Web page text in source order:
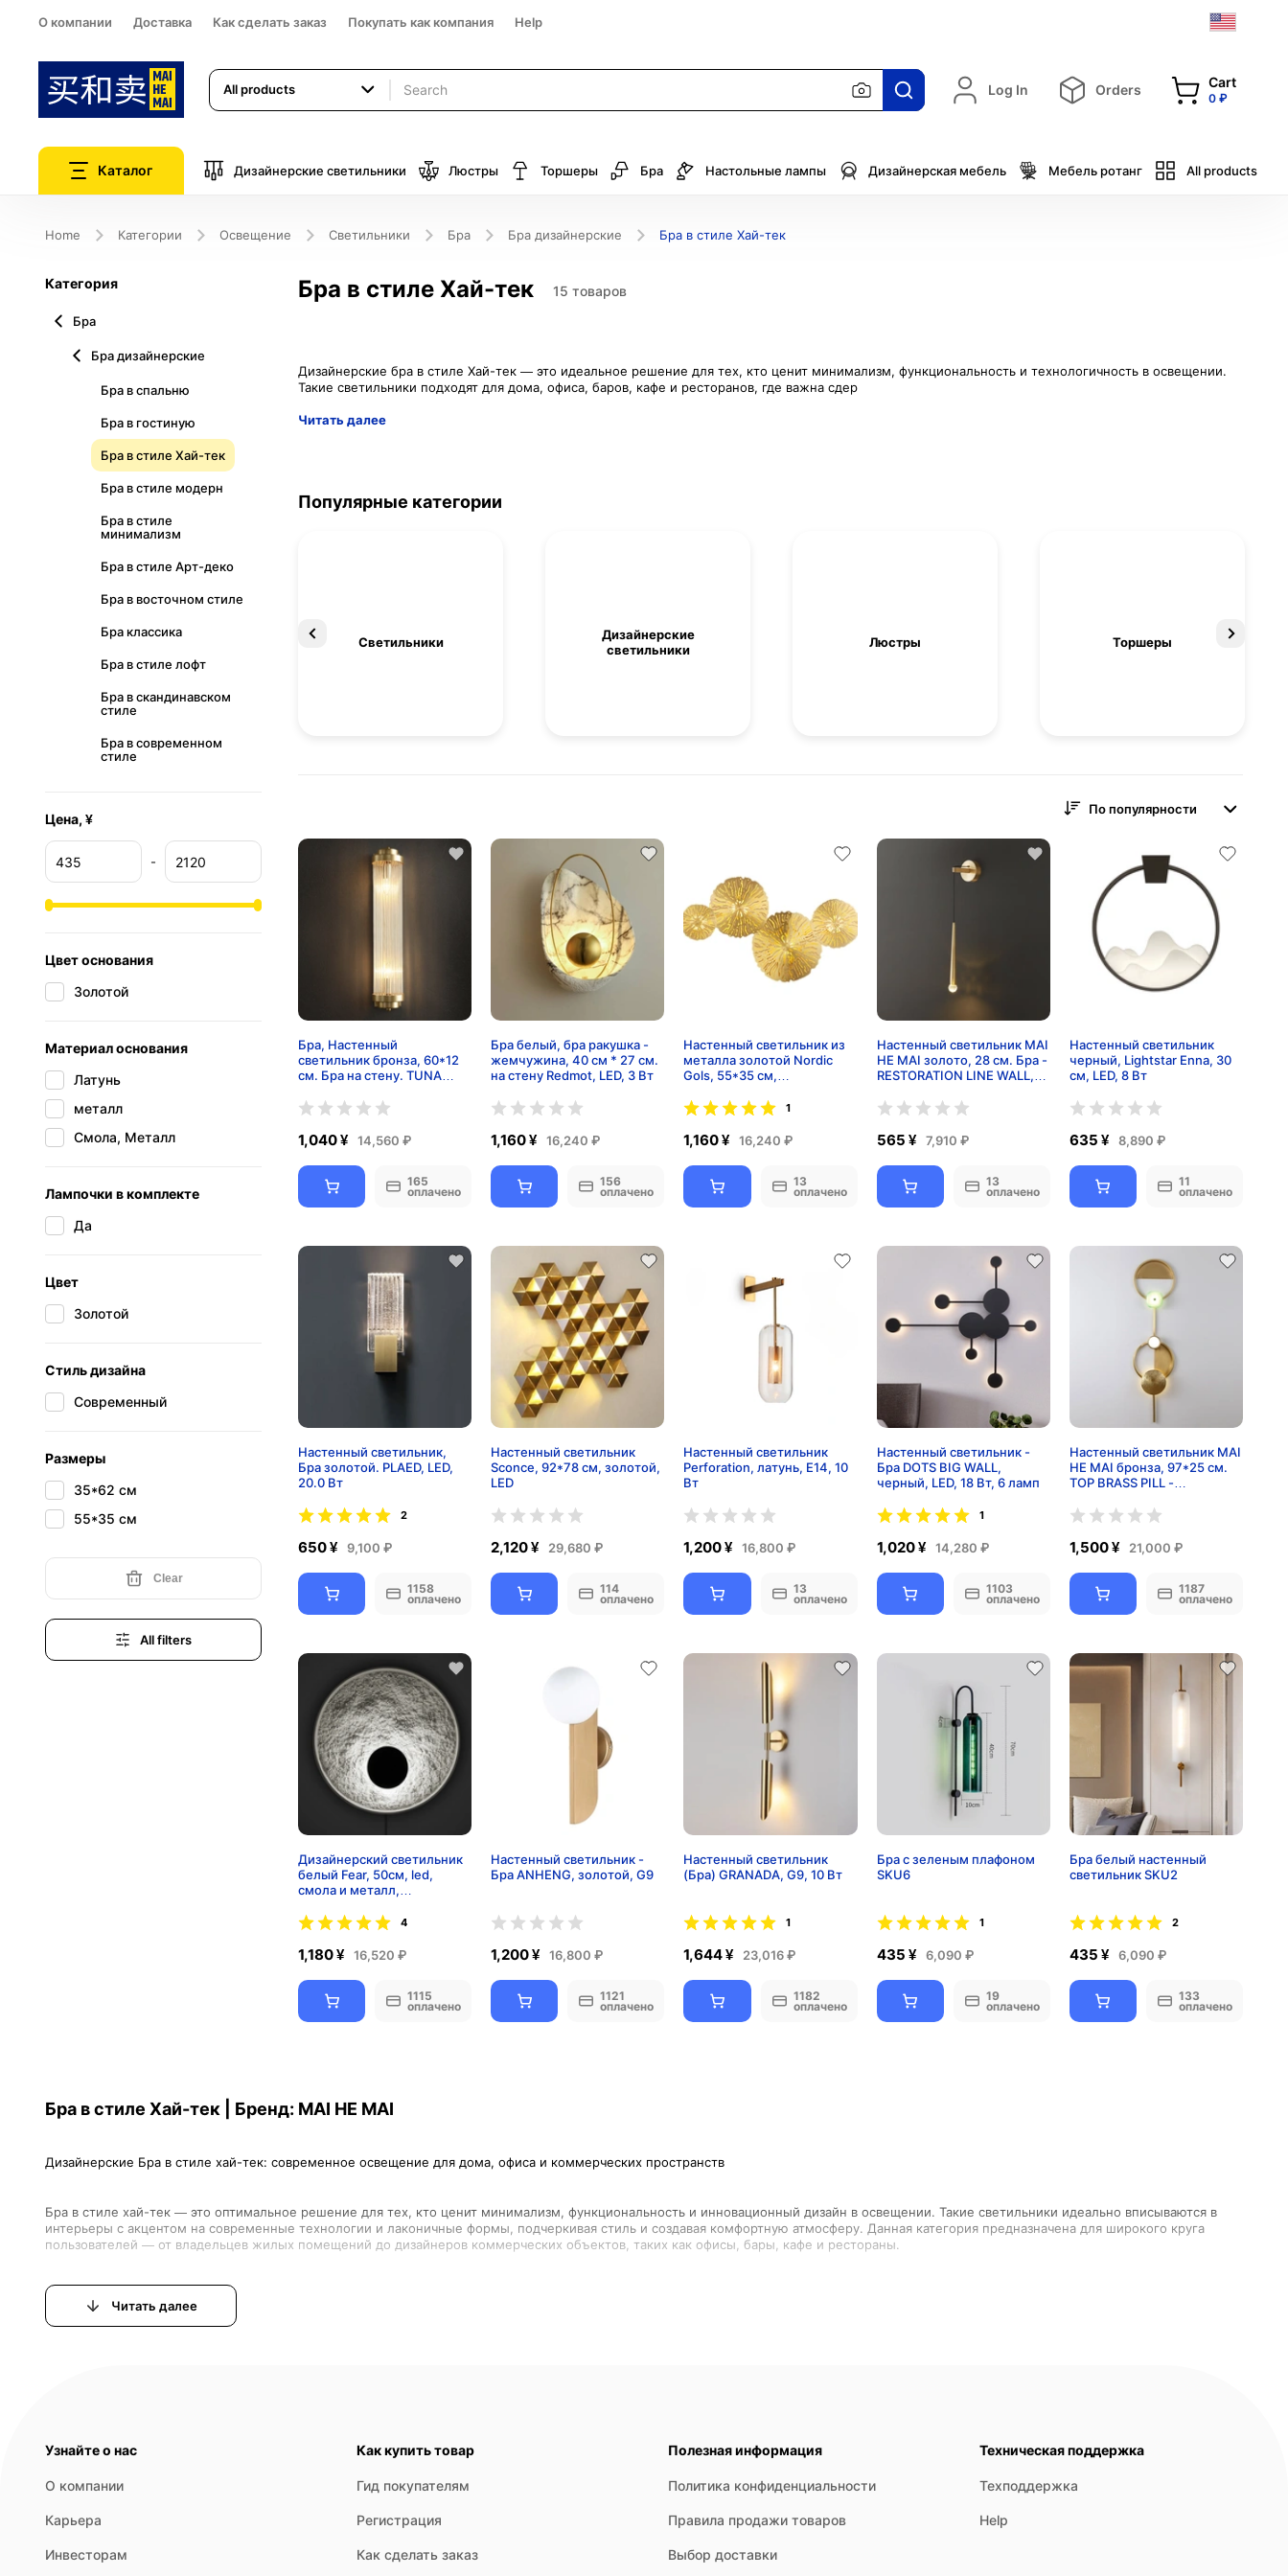
О компании Доставка Как сделать заказ Покупать как компания Help
All products Log In Orders Cart
0 ₽
Каталог Дизайнерские светильники Люстры Торшеры Бра Настольные лампы Дизайнерская мебель Мебель ротанг All products
Home Категории Освещение Светильники Бра Бра дизайнерские Бра в стиле Хай-тек
Категория
Бра
Бра дизайнерские
Бра в спальню
Бра в гостиную
Бра в стиле Хай-тек
Бра в стиле модерн
Бра в стиле
минимализм
Бра в стиле Арт-деко
Бра в восточном стиле
Бра классика
Бра в стиле лофт
Бра в скандинавском
стиле
Бра в современном
стиле
Цена, ¥
-
Цвет основания
Золотой
Материал основания
Латунь
металл
Смола, Металл
Лампочки в комплекте
Да
Цвет
Золотой
Стиль дизайна
Современный
Размеры
35*62 см
55*35 см
Clear
All filters
Бра в стиле Хай-тек 15 товаров
Дизайнерские бра в стиле Хай-тек — это идеальное решение для тех, кто ценит минимализм, функциональность и технологичность в освещении.
Читать далее
Популярные категории
Освещение Светильники
Дизайнерские
светильники
Люстры Торшеры
По популярности
Бра, Настенный
светильник бронза, 60*12
см. Бра на стену. TUNA
1,040 ¥ 14,560 ₽
165
оплачено
Бра белый, бра ракушка -
жемчужина, 40 см * 27 см.
на стену Redmot, LED, 3 Вт
1,160 ¥ 16,240 ₽
156
оплачено
Настенный светильник из
металла золотой Nordic
Gols, 55*35 см,
1
1,160 ¥ 16,240 ₽
13
оплачено
Настенный светильник MAI
HE MAI золото, 28 см. Бра -
RESTORATION LINE WALL,
565 ¥ 7,910 ₽
13
оплачено
Настенный светильник
черный, Lightstar Enna, 30
см, LED, 8 Вт
635 ¥ 8,890 ₽
11
оплачено
Настенный светильник,
Бра золотой. PLAED, LED,
20.0 Вт
2
650 ¥ 9,100 ₽
1158
оплачено
Настенный светильник
Sconce, 92*78 см, золотой,
LED
2,120 ¥ 29,680 ₽
114
оплачено
Настенный светильник
Perforation, латунь, E14, 10
Вт
1,200 ¥ 16,800 ₽
13
оплачено
Настенный светильник -
Бра DOTS BIG WALL,
черный, LED, 18 Вт, 6 ламп
1
1,020 ¥ 14,280 ₽
1103
оплачено
Настенный светильник MAI
HE MAI бронза, 97*25 см.
TOP BRASS PILL -
LED, 12 Вт
1,500 ¥ 21,000 ₽
1187
оплачено
Дизайнерский светильник
белый Fear, 50см, led,
смола и металл,
4
1,180 ¥ 16,520 ₽
1115
оплачено
Настенный светильник -
Бра ANHENG, золотой, G9
1,200 ¥ 16,800 ₽
1121
оплачено
Настенный светильник
(Бра) GRANADA, G9, 10 Вт
1
1,644 ¥ 23,016 ₽
1182
оплачено
Бра с зеленым плафоном
SKU6
1
435 ¥ 6,090 ₽
19
оплачено
Бра белый настенный
светильник SKU2
2
435 ¥ 6,090 ₽
133
оплачено
Бра в стиле Хай-тек | Бренд: MAI HE MAI
Бра в стиле хай-тек — это оптимальное решение для тех, кто ценит минимализм, функциональность и инновационный дизайн в освещении. Такие светильники идеально вписываются в
интерьеры с акцентом на современные технологии и лаконичные формы, подчеркивая стиль и создавая комфортную атмосферу. Данная категория предназначена для широкого круга
- Бра с LED-панелями или лампами на светодиодах. Повышенная энергоэффективность и долговечность придают функциональность и современные возможности управления светом,
- Модульные и многоуровневые конструкции. Позволяют изменять конфигурацию и направление света, что удобно для рабочего освещения в офисах или создания зонального света в
Читать далее
Узнайте о нас
О компании
Карьера
Инвесторам
Как купить товар
Гид покупателям
Регистрация
Как сделать заказ
Полезная информация
Политика конфиденциальности
Правила продажи товаров
Выбор доставки
Техническая поддержка
Техподдержка
Help